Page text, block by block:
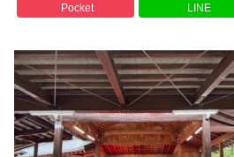
Pocket LINE